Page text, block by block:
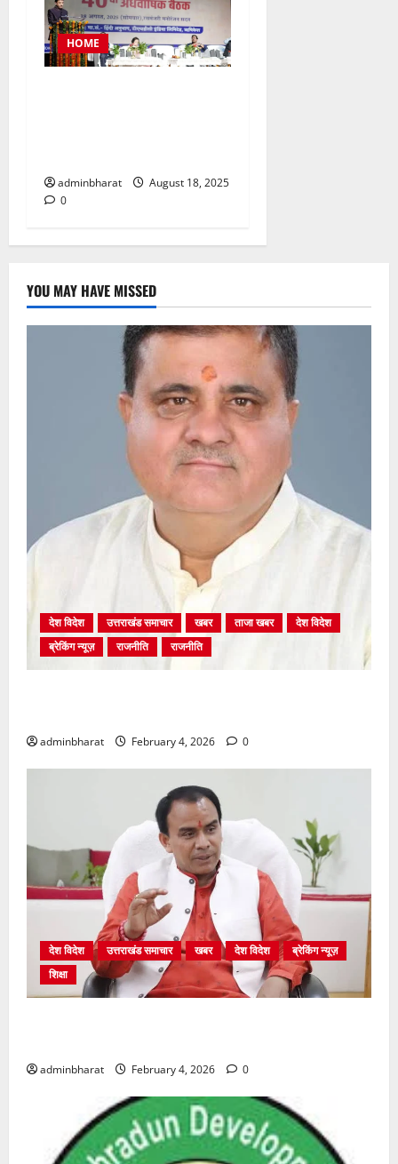
HOME
adminbharat
August 18, 2025
0
YOU MAY HAVE MISSED
देश विदेश उत्तराखंड समाचार खबर ताजा खबर
देश विदेश
ब्रेकिंग न्यूज़
राजनीति राजनीति
adminbharat February 4, 2026 0
देश विदेश उत्तराखंड समाचार खबर देश विदेश
ब्रेकिंग न्यूज़
शिक्षा
adminbharat February 4, 2026 0